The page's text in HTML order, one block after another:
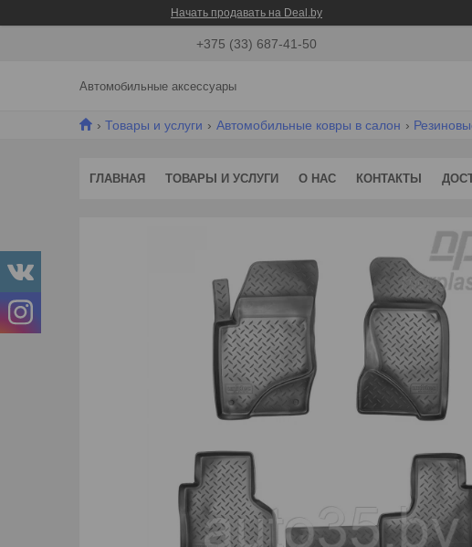
Начать продавать на Deal.by
+375 (33) 687-41-50
Автомобильные аксессуары
Товары и услуги Автомобильные ковры в салон
ГЛАВНАЯ ТОВАРЫ И УСЛУГИ О НАС КОНТАКТЫ